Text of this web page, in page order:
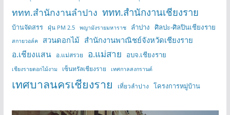
ททท.สำนักงานลำปาง ททท.สำนักงานเชียงราย
บ้านจัดสรร ฝุ่น PM 2.5 พญามังรายมหาราช ลำปาง ศิลปะ-ศิลปินเชียงราย
สกายวอล์ค สวนดอกไม้ สำนักงานพาณิชย์จังหวัดเชียงราย
อ.เชียงแสน อ.แม่สรวย อ.แม่สาย อบจ.เชียงราย
เชียงรายดอกไม้งาม เซ็นทรัลเชียงราย เทศกาลสงกรานต์
เทศบาลนครเชียงราย เที่ยวลำปาง โครงการหมู่บ้าน